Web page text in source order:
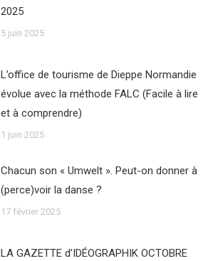
2025
5 juin 2025
L’office de tourisme de Dieppe Normandie
évolue avec la méthode FALC (Facile à lire
et à comprendre)
1 juin 2025
Chacun son « Umwelt ». Peut-on donner à
(perce)voir la danse ?
17 février 2025
LA GAZETTE d’IDÉOGRAPHIK OCTOBRE